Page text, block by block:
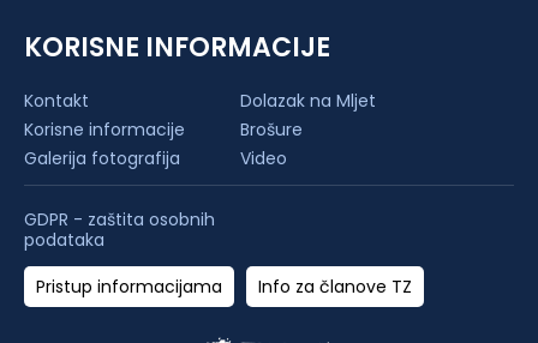
KORISNE INFORMACIJE
Kontakt
Dolazak na Mljet
Korisne informacije
Brošure
Galerija fotografija
Video
GDPR - zaštita osobnih
podataka
Pristup informacijama
Info za članove TZ